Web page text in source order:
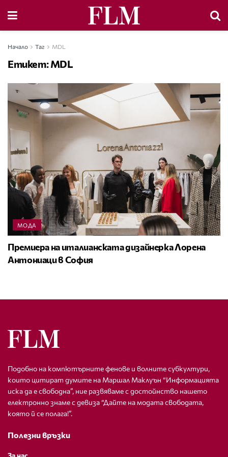
Начало Таг MDL
Етикет:MDL
МОДА
Премиера на италианската дизайнерка Лорена
Антониаци в София
Подобно на компютърните фенове и волните субкултури,
които цитират думите на Маршал Маклуън “Информацията
иска да е свободна”, ние развяваме с достойнство нашето
електронно знаме с девиза “Дайте на модата свободата,
която й се полага!”.
Полезни връзки
За нас